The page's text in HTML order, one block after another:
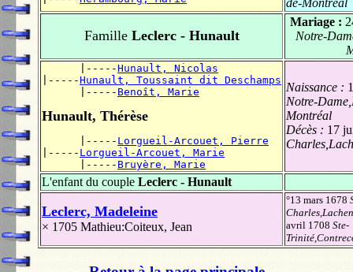
de-Montréal
FamilleLeclerc - Hunault
Mariage :
Notre-
      |-----
Hunault, Nicolas
|-----Hunault, Toussaint dit Deschamps
      |-----
Benoît, Marie
Hunault, Thérèse
      |-----
Lorgueil-Arcouet, Pierre
|----- Lorgueil-Arcouet, Marie
      |-----
Bruyère, Marie
Naissance :
Notre-
Montréal
Décès : 17
L'enfant du couple Leclerc - Hunault
Leclerc, Madeleine
× 1705 Mathieu:Coiteux, Jean
°13 mars 1678
avril 1708 Ste-